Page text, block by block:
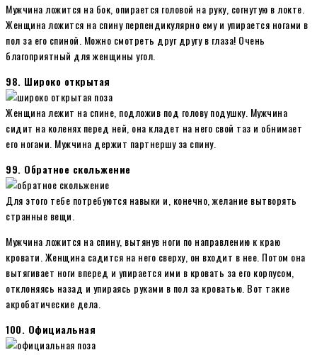
Мужчина ложится на бок, опирается головой на руку, согнутую в локте.
Женщина ложится на спину перпендикулярно ему и упирается ногами в
пол за его спиной. Можно смотреть друг другу в глаза! Очень
благоприятный для женщины угол.
98. Широко открытая
Женщина лежит на спине, подложив под голову подушку. Мужчина
сидит на коленях перед ней, она кладет на него свой таз и обнимает
его ногами. Мужчина держит партнершу за спину.
99. Обратное скольжение
Для этого тебе потребуются навыки и, конечно, желание вытворять
странные вещи.
Мужчина ложится на спину, вытянув ноги по направлению к краю
кровати. Женщина садится на него сверху, он входит в нее. Потом она
вытягивает ноги вперед и упирается ими в кровать за его корпусом,
отклоняясь назад и упираясь руками в пол за кроватью. Вот такие
акробатические дела.
100. Официальная